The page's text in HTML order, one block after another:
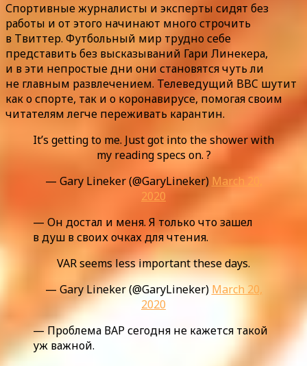
Спортивные журналисты и эксперты сидят без
работы и от этого начинают много строчить
в Твиттер. Футбольный мир трудно себе
представить без высказываний Гари Линекера,
и в эти непростые дни они становятся чуть ли
не главным развлечением. Телеведущий BBC шутит
как о спорте, так и о коронавирусе, помогая своим
читателям легче переживать карантин.
It’s getting to me. Just got into the shower with
my reading specs on. ?
— Gary Lineker (@GaryLineker) March 20,
2020
— Он достал и меня. Я только что зашел
в душ в своих очках для чтения.
VAR seems less important these days.
— Gary Lineker (@GaryLineker) March 20,
2020
— Проблема ВАР сегодня не кажется такой
уж важной.